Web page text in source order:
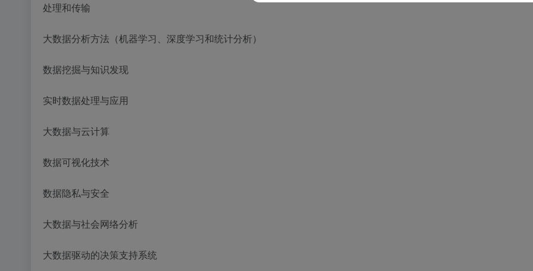
处理和传输
大数据分析方法（机器学习、深度学习和统计分析）
数据挖掘与知识发现
实时数据处理与应用
大数据与云计算
数据可视化技术
数据隐私与安全
大数据与社会网络分析
大数据驱动的决策支持系统